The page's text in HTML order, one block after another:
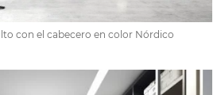
con el cabecero en color Nórdico